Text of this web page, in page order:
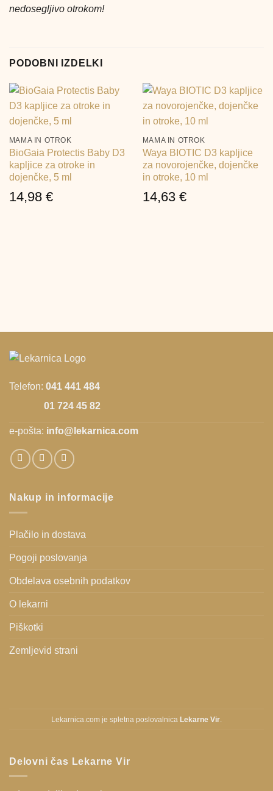
nedosegljivo otrokom!
PODOBNI IZDELKI
MAMA IN OTROK
BioGaia Protectis Baby D3
kapljice za otroke in
dojenčke, 5 ml
14,98 €
MAMA IN OTROK
Waya BIOTIC D3 kapljice
za novorojenčke, dojenčke
in otroke, 10 ml
14,63 €
Telefon: 041 441 484
01 724 45 82
e-pošta: info@lekarnica.com
Nakup in informacije
Plačilo in dostava
Pogoji poslovanja
Obdelava osebnih podatkov
O lekarni
Piškotki
Zemljevid strani
Lekarnica.com je spletna poslovalnica Lekarne Vir
Delovni čas Lekarne Vir